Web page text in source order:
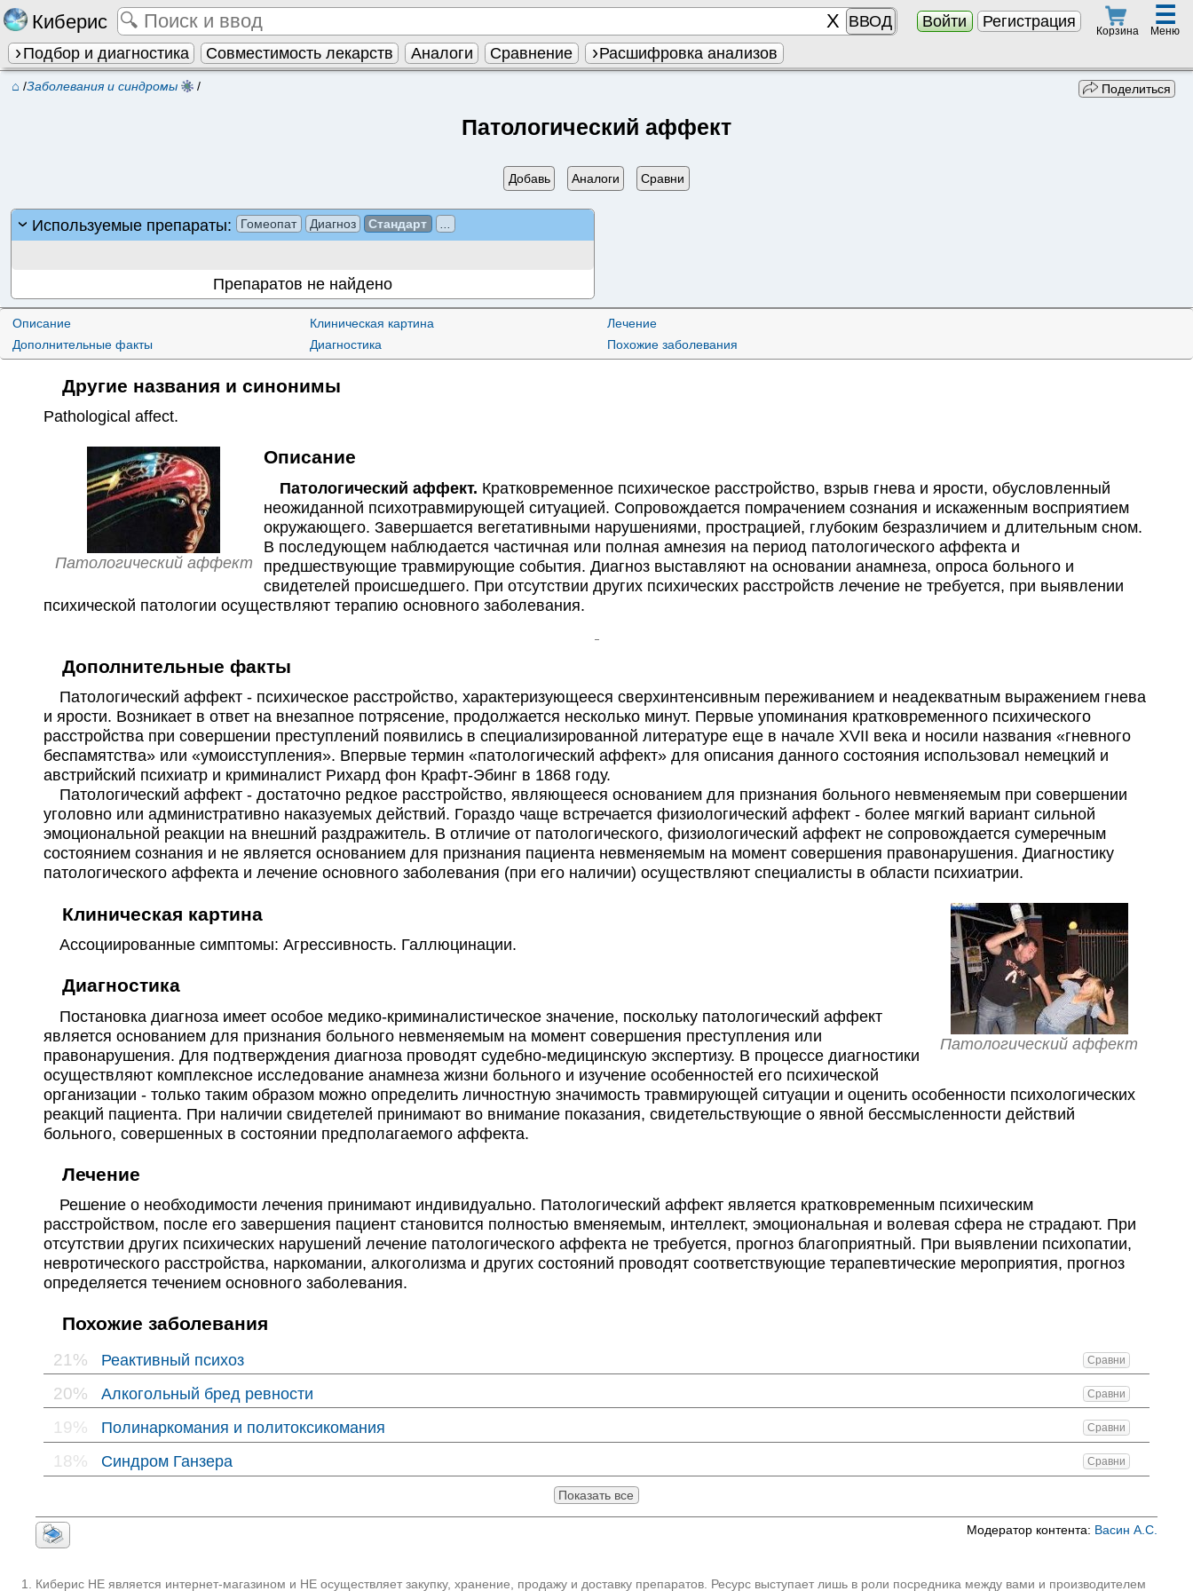
Киберис ВВОД Войти Регистрация
Корзина
☰
Меню
Подбор и диагностика Совместимость лекарств Аналоги Сравнение Расшифровка анализов
⌂ /Заболевания и синдромы / Поделиться
Патологический аффект
Добавь Аналоги Сравни
Используемые препараты: Гомеопат Диагноз Стандарт
Препаратов не найдено
Описание
Дополнительные факты
Клиническая картина
Диагностика
Лечение
Похожие заболевания
Другие названия и синонимы
Pathological affect.
Патологический аффект
Описание
Патологический аффект. Кратковременное психическое расстройство, взрыв гнева и ярости, обусловленный
неожиданной психотравмирующей ситуацией. Сопровождается помрачением сознания и искаженным восприятием
окружающего. Завершается вегетативными нарушениями, прострацией, глубоким безразличием и длительным сном.
В последующем наблюдается частичная или полная амнезия на период патологического аффекта и
предшествующие травмирующие события. Диагноз выставляют на основании анамнеза, опроса больного и
свидетелей происшедшего. При отсутствии других психических расстройств лечение не требуется, при выявлении
психической патологии осуществляют терапию основного заболевания.
Дополнительные факты
Патологический аффект - психическое расстройство, характеризующееся сверхинтенсивным переживанием и неадекватным выражением гнева
и ярости. Возникает в ответ на внезапное потрясение, продолжается несколько минут. Первые упоминания кратковременного психического
расстройства при совершении преступлений появились в специализированной литературе еще в начале XVII века и носили названия «гневного
беспамятства» или «умоисступления». Впервые термин «патологический аффект» для описания данного состояния использовал немецкий и
австрийский психиатр и криминалист Рихард фон Крафт-Эбинг в 1868 году.
Патологический аффект - достаточно редкое расстройство, являющееся основанием для признания больного невменяемым при совершении
уголовно или административно наказуемых действий. Гораздо чаще встречается физиологический аффект - более мягкий вариант сильной
эмоциональной реакции на внешний раздражитель. В отличие от патологического, физиологический аффект не сопровождается сумеречным
состоянием сознания и не является основанием для признания пациента невменяемым на момент совершения правонарушения. Диагностику
патологического аффекта и лечение основного заболевания (при его наличии) осуществляют специалисты в области психиатрии.
Патологический аффект
Клиническая картина
Ассоциированные симптомы: Агрессивность. Галлюцинации.
Диагностика
Постановка диагноза имеет особое медико-криминалистическое значение, поскольку патологический аффект
является основанием для признания больного невменяемым на момент совершения преступления или
правонарушения. Для подтверждения диагноза проводят судебно-медицинскую экспертизу. В процессе диагностики
осуществляют комплексное исследование анамнеза жизни больного и изучение особенностей его психической
организации - только таким образом можно определить личностную значимость травмирующей ситуации и оценить особенности психологических
реакций пациента. При наличии свидетелей принимают во внимание показания, свидетельствующие о явной бессмысленности действий
больного, совершенных в состоянии предполагаемого аффекта.
Лечение
Решение о необходимости лечения принимают индивидуально. Патологический аффект является кратковременным психическим
расстройством, после его завершения пациент становится полностью вменяемым, интеллект, эмоциональная и волевая сфера не страдают. При
отсутствии других психических нарушений лечение патологического аффекта не требуется, прогноз благоприятный. При выявлении психопатии,
невротического расстройства, наркомании, алкоголизма и других состояний проводят соответствующие терапевтические мероприятия, прогноз
определяется течением основного заболевания.
Похожие заболевания
21% Сравни
Реактивный психоз
20% Сравни
Алкогольный бред ревности
19% Сравни
Полинаркомания и политоксикомания
18% Сравни
Синдром Ганзера
Показать все
Модератор контента: Васин А.С.
Киберис НЕ является интернет-магазином и НЕ осуществляет закупку, хранение, продажу и доставку препаратов. Ресурс выступает лишь в роли посредника между вами и производителем